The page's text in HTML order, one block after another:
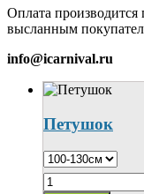
Оплата производится
высланным
info@icarnival.ru
Петушок